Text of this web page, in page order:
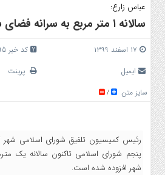
عباس زارع:
سالانه ۱ متر مربع به سرانه فضای سبز کرج افزوده شد
۱۷ اسفند ۱۳۹۹
کد خبر 13295
ایمیل
پرینت
سایز متن
/
رئیس کمیسیون تلفیق شورای اسلامی شهر
پنجم شورای اسلامی تاکنون سالانه یک
شهر افزوده شده است.